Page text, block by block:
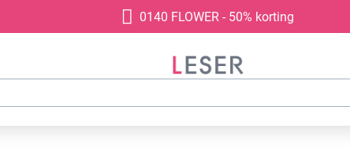
0140 FLOWER - 50% korting